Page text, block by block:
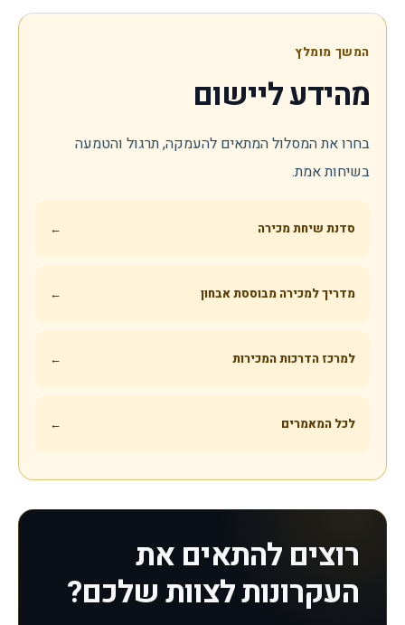
המשך מומלץ
מהידע ליישום
בחרו את המסלול המתאים להעמקה, תרגול והטמעה
בשיחות אמת.
סדנת שיחת מכירה ←
מדריך למכירה מבוססת אבחון ←
למרכז הדרכות המכירות ←
לכל המאמרים ←
רוצים להתאים את
העקרונות לצוות שלכם?